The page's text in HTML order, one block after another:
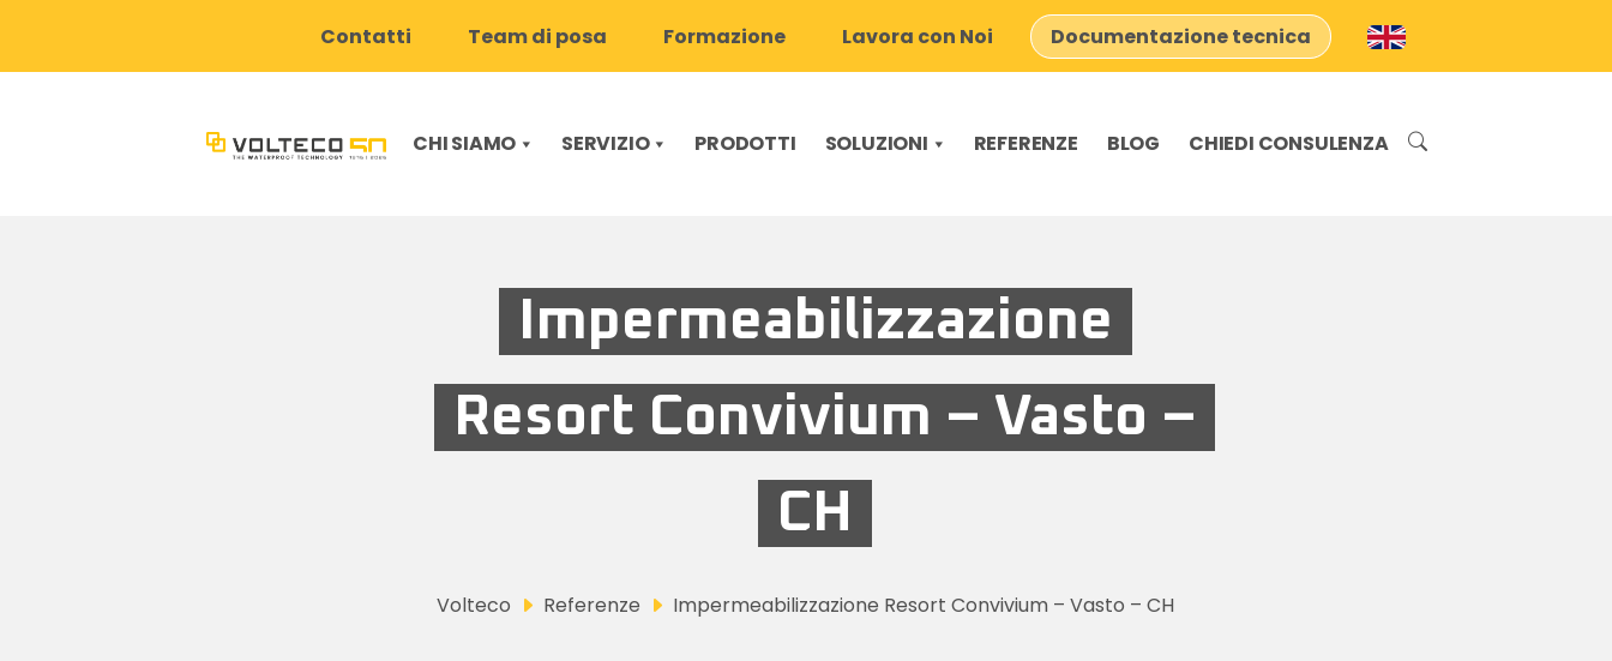
Contatti Team di posa Formazione Lavora con Noi Documentazione tecnica
CHI SIAMO SERVIZIO PRODOTTI SOLUZIONI REFERENZE BLOG CHIEDI CONSULENZA
Impermeabilizzazione
Resort Convivium – Vasto –
CH
Volteco Referenze Impermeabilizzazione Resort Convivium – Vasto – CH